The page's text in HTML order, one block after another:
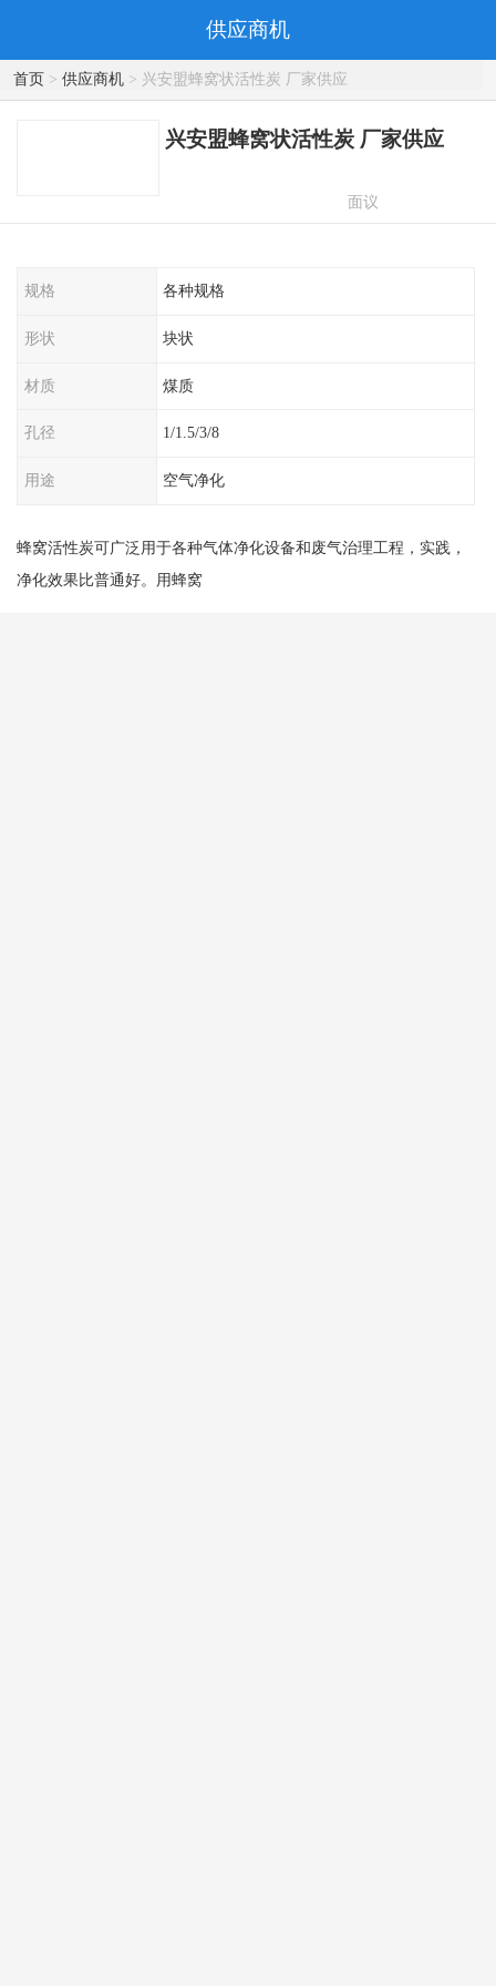
供应商机
首页> 供应商机> 兴安盟蜂窝状活性炭 厂家供应
兴安盟蜂窝状活性炭 厂家供应
面议
规格 各种规格
形状 块状
材质 煤质
孔径 1/1.5/3/8
用途 空气净化
蜂窝活性炭可广泛用于各种气体净化设备和废气治理工程，实践，
净化效果比普通好。用蜂窝